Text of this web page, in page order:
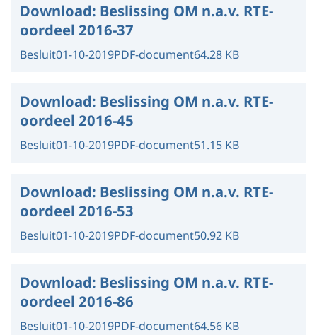
Download: Beslissing OM n.a.v. RTE-
oordeel 2016-37
Besluit01-10-2019PDF-document64.28 KB
Download: Beslissing OM n.a.v. RTE-
oordeel 2016-45
Besluit01-10-2019PDF-document51.15 KB
Download: Beslissing OM n.a.v. RTE-
oordeel 2016-53
Besluit01-10-2019PDF-document50.92 KB
Download: Beslissing OM n.a.v. RTE-
oordeel 2016-86
Besluit01-10-2019PDF-document64.56 KB